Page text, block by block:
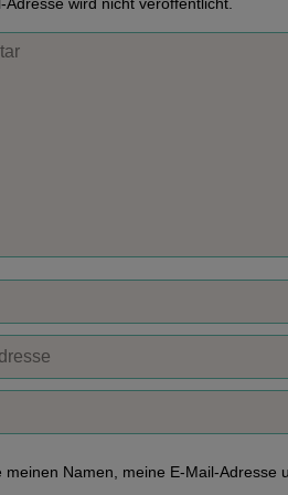
meinen Namen, meine E-Mail-